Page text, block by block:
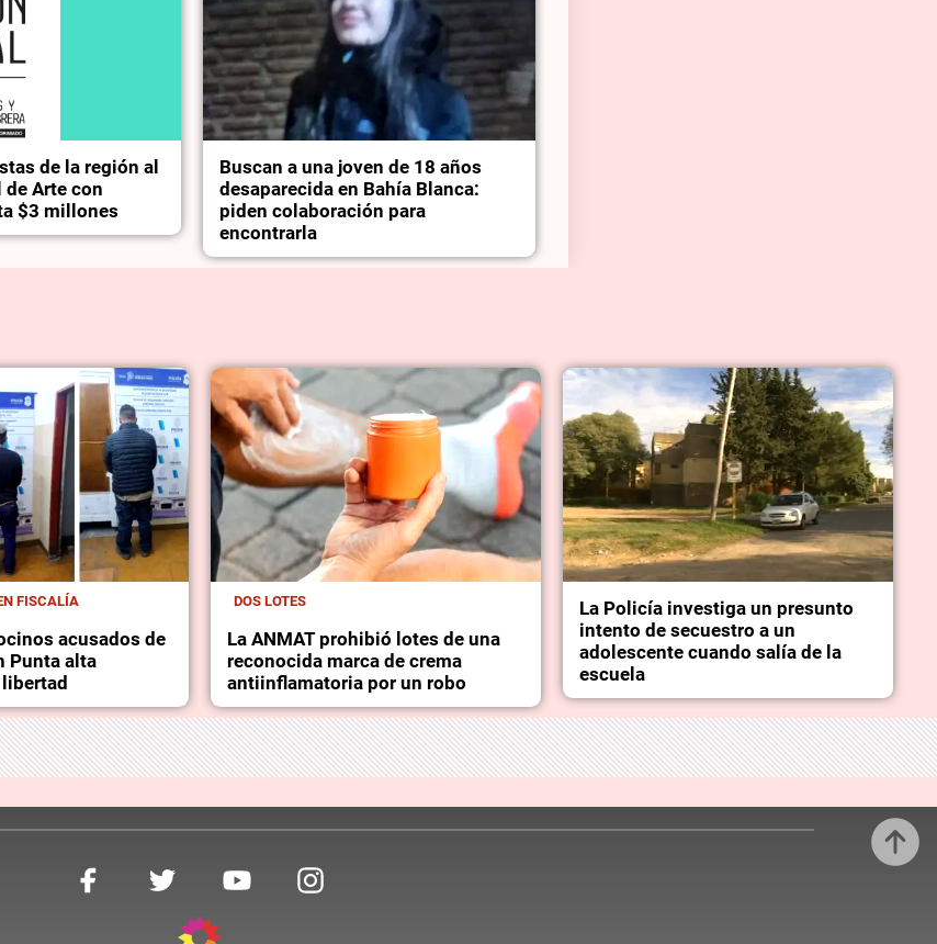
de la región al
de Arte con
$3 millones
Buscan a una joven de 18 años
desaparecida en Bahía Blanca:
piden colaboración para
encontrarla
FISCALÍA
acusados de
Punta alta
DOS LOTES
La ANMAT prohibió lotes de una
reconocida marca de crema
antiinflamatoria por un robo
La Policía investiga un presunto
intento de secuestro a un
adolescente cuando salía de la
escuela